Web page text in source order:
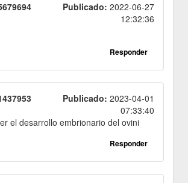
Publicado: 2022-06-27
12:32:36
Responder
Publicado: 2023-04-01
07:33:40
el desarrollo embrionario del ovini
Responder